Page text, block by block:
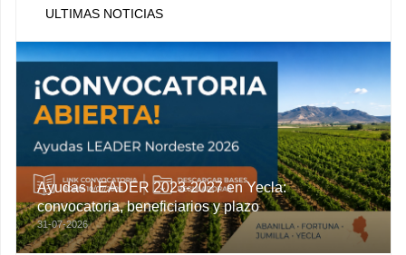
ULTIMAS NOTICIAS
Ayudas LEADER 2023-2027 en Yecla:
convocatoria, beneficiarios y plazo
31-07-2026